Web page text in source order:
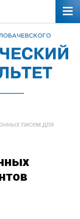
писем для